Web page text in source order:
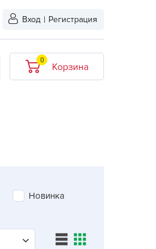
Вход | Регистрация
0
Корзина
Новинка